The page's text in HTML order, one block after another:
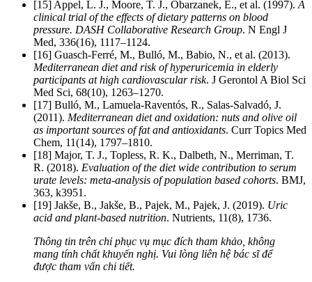
[15] Appel, L. J., Moore, T. J., Obarzanek, E., et al. (1997).A
clinical trial of the effects of dietary patterns on blood
pressure. DASH Collaborative Research Group. N Engl J
Med, 336(16), 1117–1124.
[16] Guasch-Ferré, M., Bulló, M., Babio, N., et al. (2013).
Mediterranean diet and risk of hyperuricemia in elderly
participants at high cardiovascular risk. J Gerontol A Biol Sci
Med Sci, 68(10), 1263–1270.
[17] Bulló, M., Lamuela-Raventós, R., Salas-Salvadó, J.
(2011). Mediterranean diet and oxidation: nuts and olive oil
as important sources of fat and antioxidants. Curr Topics Med
Chem, 11(14), 1797–1810.
[18] Major, T. J., Topless, R. K., Dalbeth, N., Merriman, T.
R. (2018). Evaluation of the diet wide contribution to serum
urate levels: meta-analysis of population based cohorts. BMJ,
363, k3951.
[19] Jakše, B., Jakše, B., Pajek, M., Pajek, J. (2019). Uric
acid and plant-based nutrition. Nutrients, 11(8), 1736.
Thông tin trên chỉ phục vụ mục đích tham khảo, không
mang tính chất khuyến nghị. Vui lòng liên hệ bác sĩ để
được tham vấn chi tiết.